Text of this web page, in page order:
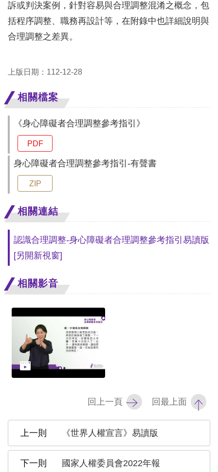
請
選
語
言
兒少版
首
站
導
網
站
安
隱
訴或判決案例，針對容易與合理調整混淆之概念，包
括程序調整、職務再設計等，在附錄中也詳細說明與
合理調整之差異。
上版日期：112-12-28
相關檔案
《身心障礙者合理調整參考指引》
PDF
身心障礙者合理調整參考指引-有聲書
ZIP
相關連結
認識合理調整-身心障礙者合理調整參考指引易讀版
[另開新視窗]
相關影音
回上一頁 回最上面
《世界人權宣言》易讀版
國家人權委員會2022年報